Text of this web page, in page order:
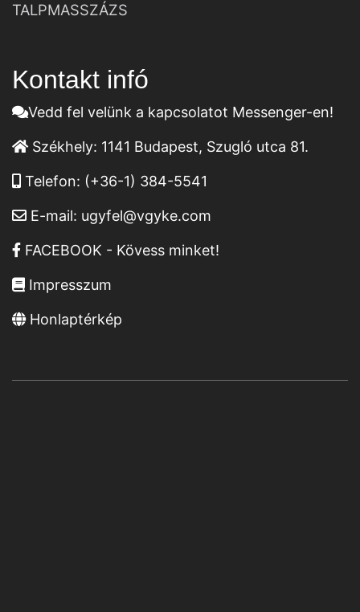
TALPMASSZÁZS
Kontakt infó
Vedd fel velünk a kapcsolatot Messenger-en!
Székhely: 1141 Budapest, Szugló utca 81.
Telefon: (+36-1) 384-5541
E-mail: ugyfel@vgyke.com
FACEBOOK - Kövess minket!
Impresszum
Honlaptérkép